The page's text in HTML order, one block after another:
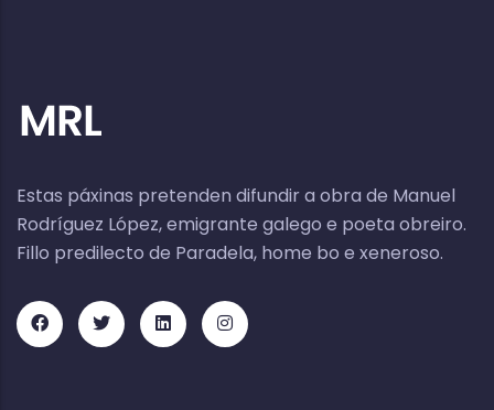
Estas páxinas pretenden difundir a obra de Manuel
Rodríguez López, emigrante galego e poeta obreiro.
Fillo predilecto de Paradela, home bo e xeneroso.